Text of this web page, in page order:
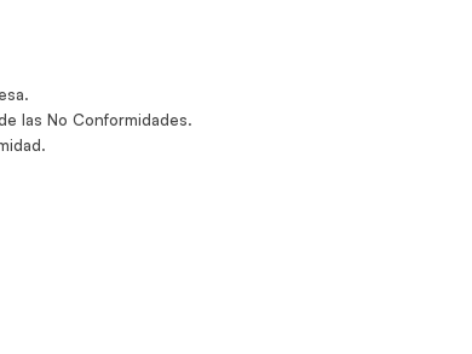
las No Conformidades.